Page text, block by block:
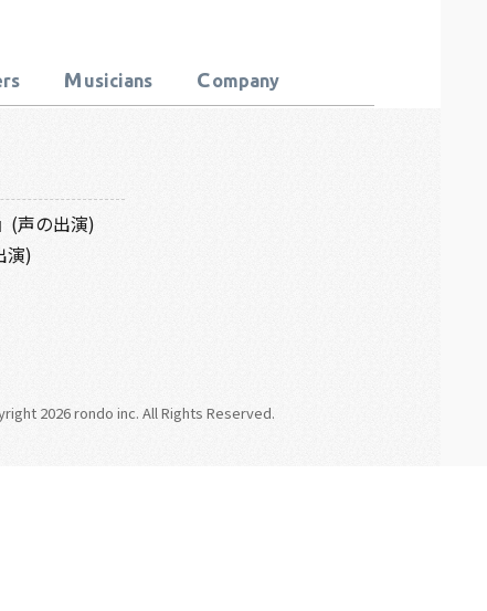
M usicians Company
(声の出演)
演)
2026 rondo inc. All Rights Reserved.